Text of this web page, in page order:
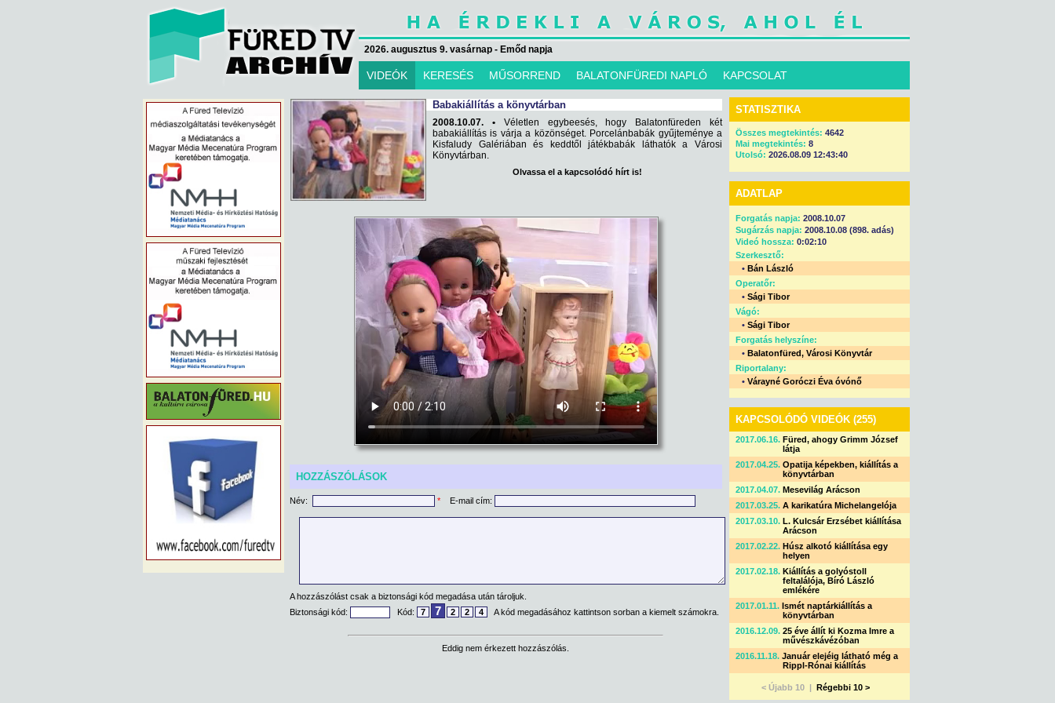
2026. augusztus 9. vasárnap - Emőd napja
VIDEÓK KERESÉS MŰSORREND BALATONFÜREDI NAPLÓ KAPCSOLAT
Babakiállítás a könyvtárban
2008.10.07. •Véletlen egybeesés, hogy Balatonfüreden két
babakiállítás is várja a közönséget. Porcelánbabák gyűjteménye a
Kisfaludy Galériában és keddtől játékbabák láthatók a Városi
Könyvtárban.
Olvassa el a kapcsolódó hírt is!
HOZZÁSZÓLÁSOK
Név: * E-mail cím:
A hozzászólást csak a biztonsági kód megadása után tároljuk.
Biztonsági kód:
Kód: 7 7 2 2 4 A kód megadásához kattintson sorban a kiemelt számokra.
Eddig nem érkezett hozzászólás.
STATISZTIKA
Összes megtekintés: 4642
Mai megtekintés: 8
Utolsó: 2026.08.09 12:43:40
ADATLAP
Forgatás napja: 2008.10.07
Sugárzás napja: 2008.10.08 (898. adás)
Videó hossza: 0:02:10
Szerkesztő:
• Bán László
Operatőr:
• Sági Tibor
Vágó:
• Sági Tibor
Forgatás helyszíne:
• Balatonfüred, Városi Könyvtár
Riportalany:
• Várayné Goróczi Éva óvónő
KAPCSOLÓDÓ VIDEÓK (255)
2017.06.16. Füred, ahogy Grimm József
látja
2017.04.25. Opatija képekben, kiállítás a
könyvtárban
2017.04.07. Mesevilág Arácson
2017.03.25. A karikatúra Michelangelója
2017.03.10. L. Kulcsár Erzsébet kiállítása
Arácson
2017.02.22. Húsz alkotó kiállítása egy
helyen
2017.02.18. Kiállítás a golyóstoll
feltalálója, Bíró László
emlékére
2017.01.11. Ismét naptárkiállítás a
könyvtárban
2016.12.09. 25 éve állít ki Kozma Imre a
művészkávézóban
2016.11.18. Január elejéig látható még a
Rippl-Rónai kiállítás
< Újabb 10 | Régebbi 10 >